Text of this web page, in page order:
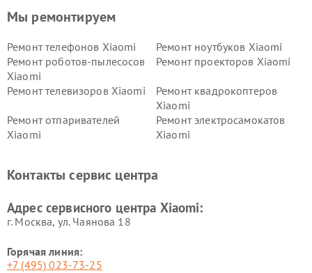
Мы ремонтируем
Ремонт телефонов Xiaomi
Ремонт ноутбуков Xiaomi
Ремонт роботов-пылесосов
Xiaomi
Ремонт проекторов Xiaomi
Ремонт телевизоров Xiaomi
Ремонт квадрокоптеров
Xiaomi
Ремонт отпаривателей
Xiaomi
Ремонт электросамокатов
Xiaomi
Ремонт стиральных машин
Ремонт смарт-часов Xiaomi
Контакты сервис центра
Адрес сервисного центра Xiaomi:
г. Москва, ул. Чаянова 18
Горячая линия:
+7 (495) 023-73-25